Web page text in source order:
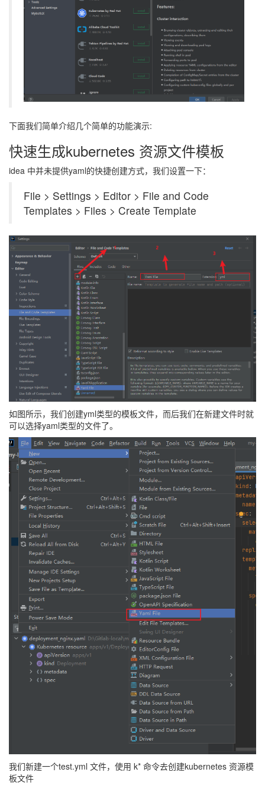
下面我们简单介绍几个简单的功能演示:
快速生成kubernetes 资源文件模板
idea 中并未提供yaml的快捷创建方式，我们设置一下：
File > Settings > Editor > File and Code
Templates > Files > Create Template
如图所示，我们创建yml类型的模板文件，而后我们在新建文件时就
可以选择yaml类型的文件了。
我们新建一个test.yml 文件，使用 k* 命令去创建kubernetes 资源模
板文件